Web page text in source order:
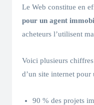
Le Web constitue en
pour un agent
acheteurs l’utilisent
Voici plusieurs
d’un site internet
90 % des projets